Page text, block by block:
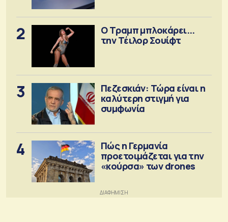
2
Ο Τραμπ μπλοκάρει...
την Τέιλορ Σουίφτ
3
Πεζεσκιάν: Τώρα είναι η
καλύτερη στιγμή για
συμφωνία
4
Πώς η Γερμανία
προετοιμάζεται για την
«κούρσα» των drones